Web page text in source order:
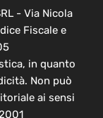
- Via Nicola
Fiscale e
in quanto
Non può
ai sensi